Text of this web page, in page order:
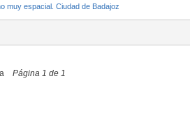
muy espacial. Ciudad de Badajoz
Página 1 de 1